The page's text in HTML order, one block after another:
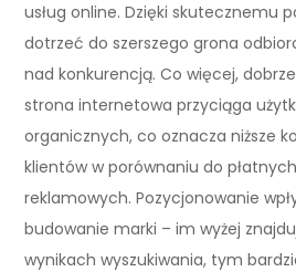
usług online. Dzięki skutecznemu
dotrzeć do szerszego grona
nad konkurencją. Co więcej,
strona internetowa przyciąga
organicznych, co oznacza niższe
klientów w porównaniu do
reklamowych. Pozycjonowanie
budowanie marki – im wyżej
wynikach wyszukiwania, tym